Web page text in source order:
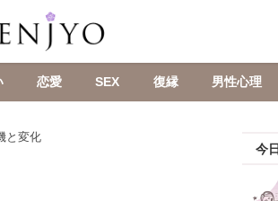
恋愛 SEX 復縁 男性心理
と変化
今